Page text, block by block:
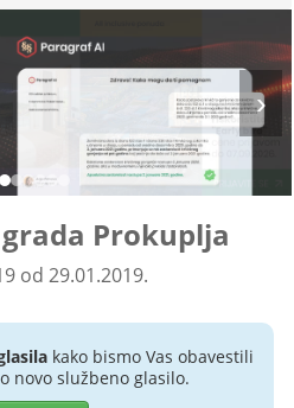
Prokuplja
od 29.01.2019.
kako bismo Vas obavestili
novo službeno glasilo.